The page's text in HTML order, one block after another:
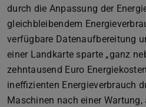
durch die Anpassung der
gleichbleibendem
verfügbare Datenaufbereitung
einer Landkarte sparte „ganz
zehntausend Euro
ineffizienten Energieverbrauch
Maschinen nach einer Wartung,